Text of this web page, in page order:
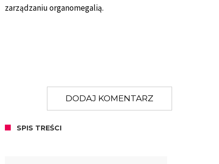
zarządzaniu organomegalią.
DODAJ KOMENTARZ
SPIS TREŚCI